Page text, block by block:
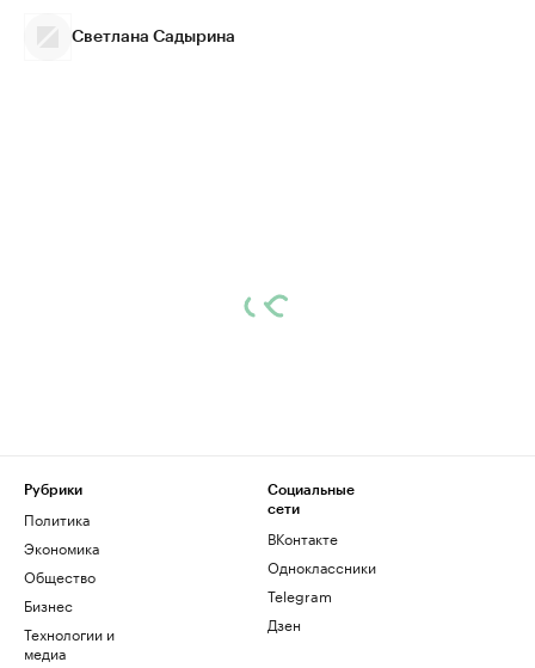
Светлана Садырина
Рубрики
Политика
Экономика
Общество
Бизнес
Технологии и
медиа
Социальные
сети
ВКонтакте
Одноклассники
Telegram
Дзен